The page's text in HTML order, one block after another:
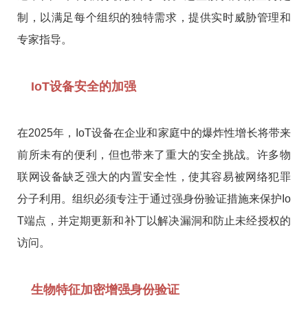
制，以满足每个组织的独特需求，提供实时威胁管理和
专家指导。
IoT设备安全的加强
在2025年，IoT设备在企业和家庭中的爆炸性增长将带来
前所未有的便利，但也带来了重大的安全挑战。许多物
联网设备缺乏强大的内置安全性，使其容易被网络犯罪
分子利用。组织必须专注于通过强身份验证措施来保护Io
T端点，并定期更新和补丁以解决漏洞和防止未经授权的
访问。
生物特征加密增强身份验证